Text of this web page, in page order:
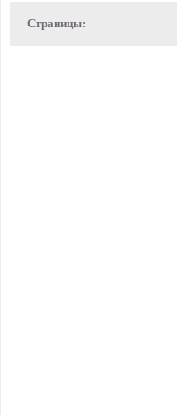
Страницы: